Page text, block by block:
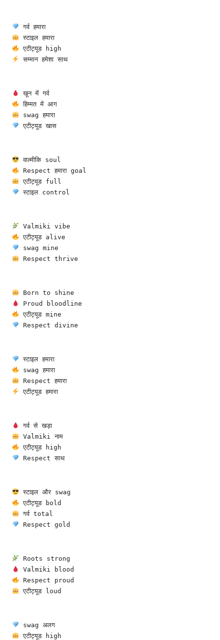
गर्व हमारा
स्टाइल हमारा
एटीट्यूड high
सम्मान हमेशा साथ
खून में गर्व
हिम्मत में आग
swag हमारा
एटीट्यूड खास
वाल्मीकि soul
Respect हमारा goal
एटीट्यूड full
स्टाइल control
Valmiki vibe
एटीट्यूड alive
swag mine
Respect thrive
Born to shine
Proud bloodline
एटीट्यूड mine
Respect divine
स्टाइल हमारा
swag हमारा
Respect हमारा
एटीट्यूड हमारा
गर्व से खड़ा
Valmiki नाम
एटीट्यूड high
Respect साथ
स्टाइल और swag
एटीट्यूड bold
गर्व total
Respect gold
Roots strong
Valmiki blood
Respect proud
एटीट्यूड loud
swag अलग
एटीट्यूड high